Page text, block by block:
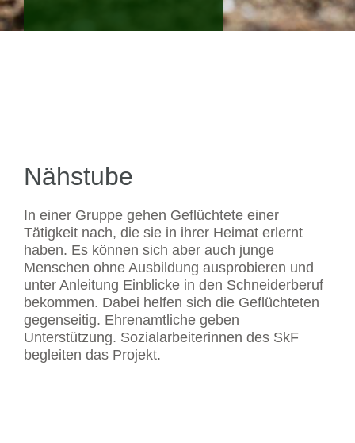
Nähstube
In einer Gruppe gehen Geflüchtete einer
Tätigkeit nach, die sie in ihrer Heimat erlernt
haben. Es können sich aber auch junge
Menschen ohne Ausbildung ausprobieren und
unter Anleitung Einblicke in den Schneiderberuf
bekommen. Dabei helfen sich die Geflüchteten
gegenseitig. Ehrenamtliche geben
Unterstützung. Sozialarbeiterinnen des SkF
begleiten das Projekt.